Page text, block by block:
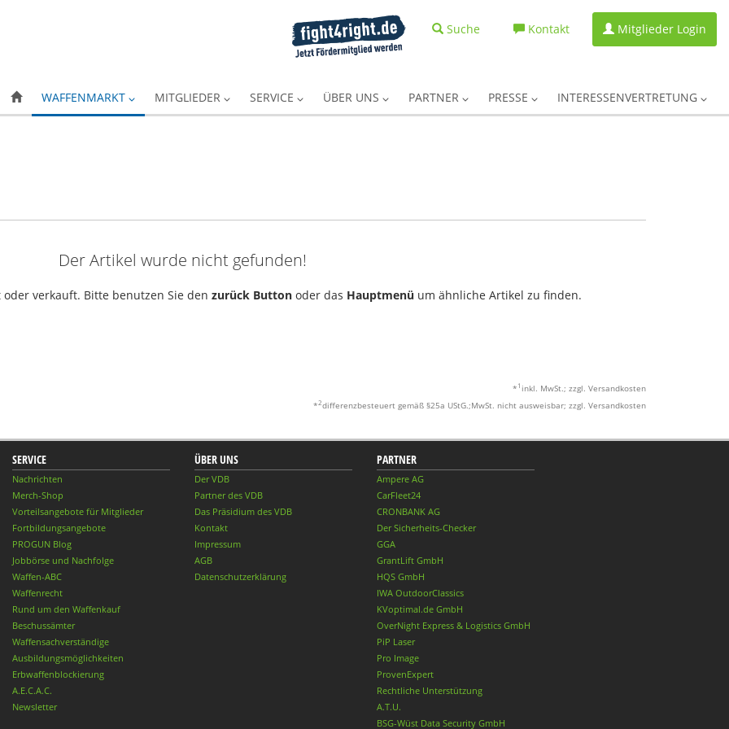
Suche Kontakt Mitglieder Login
WAFFENMARKT MITGLIEDER SERVICE ÜBER UNS PARTNER PRESSE INTERESSENVERTRETUNG
Der Artikel wurde nicht gefunden!
verkauft. Bitte benutzen Sie den zurück Button oder das Hauptmenü um ähnliche Artikel zu finden.
* 1 inkl. MwSt.; zzgl. Versandkosten
*2differenzbesteuert gemäß §25a UStG.;MwSt. nicht ausweisbar; zzgl. Versandkosten
SERVICE
Nachrichten
Merch-Shop
Vorteilsangebote für Mitglieder
Fortbildungsangebote
PROGUN Blog
Jobbörse und Nachfolge
Waffen-ABC
Waffenrecht
Rund um den Waffenkauf
Beschussämter
Waffensachverständige
Ausbildungsmöglichkeiten
Erbwaffenblockierung
A.E.C.A.C.
Newsletter
ÜBER UNS
Der VDB
Partner des VDB
Das Präsidium des VDB
Kontakt
Impressum
AGB
Datenschutzerklärung
PARTNER
Ampere AG
CarFleet24
CRONBANK AG
Der Sicherheits-Checker
GGA
GrantLift GmbH
HQS GmbH
IWA OutdoorClassics
KVoptimal.de GmbH
OverNight Express & Logistics GmbH
PiP Laser
Pro Image
ProvenExpert
Rechtliche Unterstützung
A.T.U.
BSG-Wüst Data Security GmbH